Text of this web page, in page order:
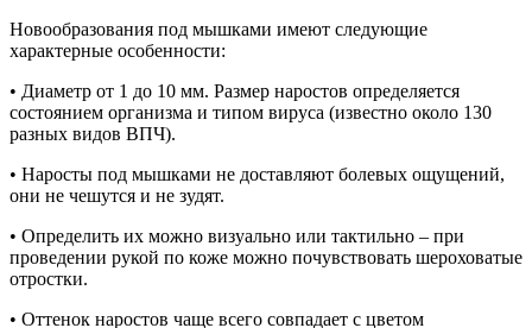
Новообразования под мышками имеют следующие
характерные особенности:
• Диаметр от 1 до 10 мм. Размер наростов определяется
состоянием организма и типом вируса (известно около 130
разных видов ВПЧ).
• Наросты под мышками не доставляют болевых ощущений,
они не чешутся и не зудят.
• Определить их можно визуально или тактильно – при
проведении рукой по коже можно почувствовать шероховатые
отростки.
• Оттенок наростов чаще всего совпадает с цветом